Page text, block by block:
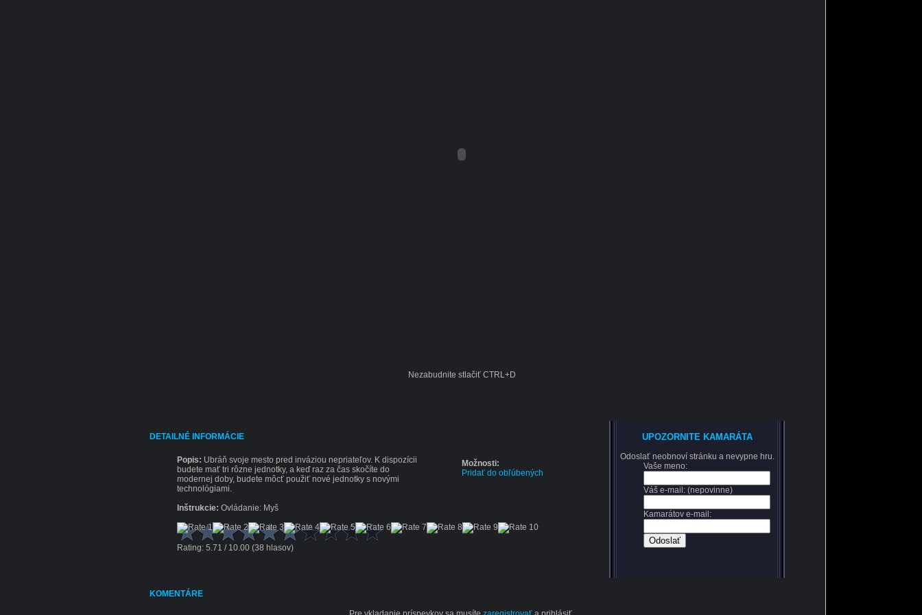
Nezabudnite stlačiť CTRL+D
DETAILNÉ INFORMÁCIE
Popis: Ubráň svoje mesto pred inváziou nepriateľov. K dispozícii
budete mať tri rôzne jednotky, a keď raz za čas skočíte do
modernej doby, budete môcť použiť nové jednotky s novými
technológiami.
Inštrukcie: Ovládanie: Myš
Rating: 5.71 / 10.00 (38 hlasov)
Možnosti:
Pridať do obľúbených
UPOZORNITE KAMARÁTA
Odoslať neobnoví stránku a nevypne hru.
Vaše meno:
Váš e-mail: (nepovinne)
Kamarátov e-mail:
KOMENTÁRE